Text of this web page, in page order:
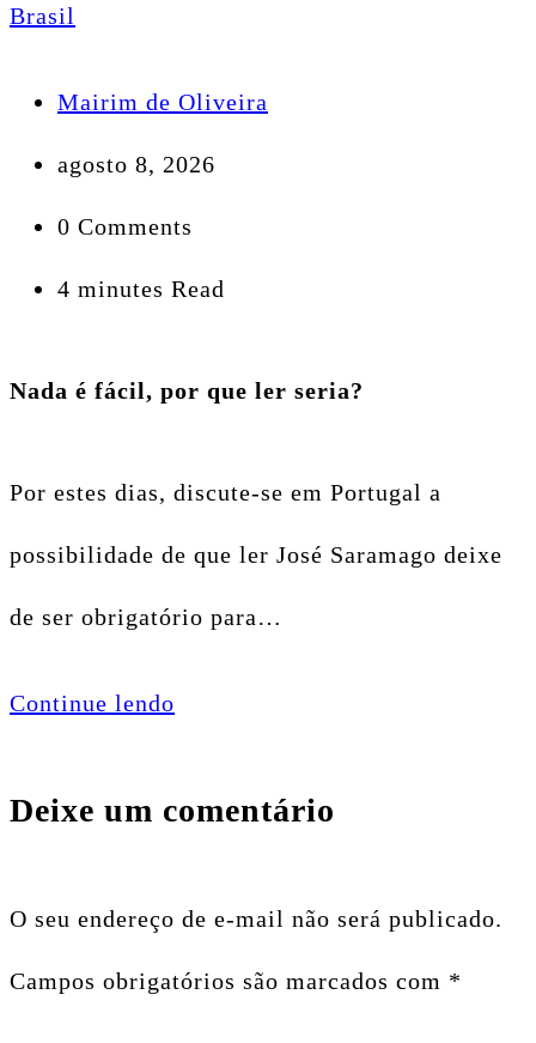
Brasil
Mairim de Oliveira
agosto 8, 2026
0 Comments
4 minutes Read
Nada é fácil, por que ler seria?
Por estes dias, discute-se em Portugal a
possibilidade de que ler José Saramago deixe
de ser obrigatório para…
Continue lendo
Deixe um comentário
O seu endereço de e-mail não será publicado.
Campos obrigatórios são marcados com *